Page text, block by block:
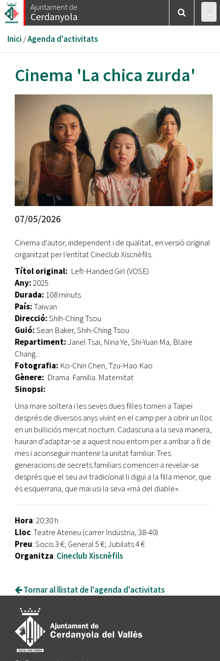
Vés
al
Ajuntament de
Cerdanyola
Esteu
aquí
Inici /Agenda d'activitats
Cinema 'La chica zurda'
07/05/2026
Cinema d'autor, independent i de qualitat, en versió original
organitzat per l'entitat Cineclub Xiscnèfils.
Títol original: Left-Handed Girl (VOSE)
Any:2025
Durada: 108 minuts
País:Taiwan
Direcció:Shih-Ching Tsou
Guió:Sean Baker, Shih-Ching Tsou
Repartiment:Janel Tsai, Nina Ye, Shi-Yuan Ma, Blaire
Chang...
Fotografia: Ko-Chin Chen, Tzu-Hao Kao
Gènere: Drama. Familia. Maternitat
Sinopsi:
Una mare soltera i les seves dues filles tornen a Taipei
després de diversos anys vivint en el camp per a obrir un lloc
en un bulliciós mercat nocturn. Cadascuna a la seva manera,
hauran d'adaptar-se a aquest nou entorn per a arribar a fi de
mes i aconseguir mantenir la unitat familiar. Tres
generacions de secrets familiars comencen a revelar-se
després que el seu avi tradicional li digui a la filla menor, que
és esquerrana, que mai usi la seva «mà del diable».
Hora: 20:30 h
Lloc: Teatre Ateneu (carrer Indústria, 38-40)
Preu: Socis 3 €; General 5 €; Jubilats 4 €
Organitza: Cineclub Xiscnèfils
Tornar al llistat de l'agenda d'activitats